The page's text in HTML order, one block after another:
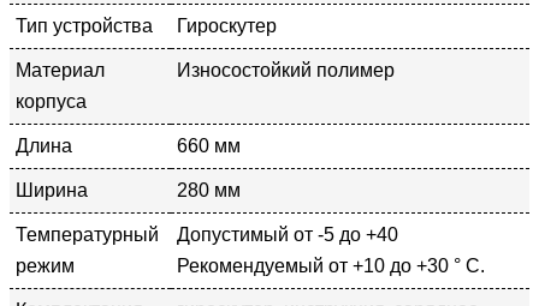
Тип устройства Гироскутер
Материал
корпуса
Износостойкий полимер
Длина 660 мм
Ширина 280 мм
Температурный
режим
Допустимый от -5 до +40
Рекомендуемый от +10 до +30 ° С.